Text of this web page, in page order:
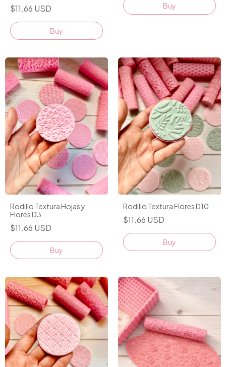
$11.66 USD
Rodillo Textura Hojas y
Flores D3
$11.66 USD
Rodillo Textura Flores D10
$11.66 USD